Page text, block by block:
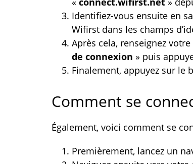
Identifiez-vous ensuite en
Wifirst dans les champs
Après cela, renseignez
de connexion » puis
Finalement, appuyez sur le
Comment se
Également, voici comment se
Premièrement, lancez un